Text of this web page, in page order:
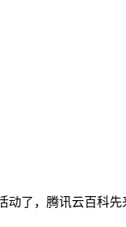
了，腾讯云百科